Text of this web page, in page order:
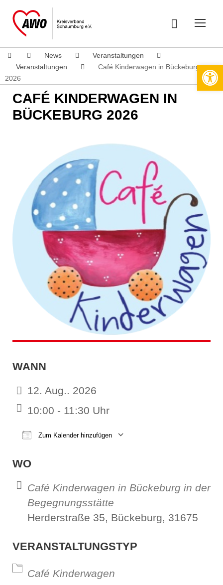
News
Veranstaltungen
Veranstaltungen
Café Kinderwagen in Bückeburg
2026
CAFÉ KINDERWAGEN IN
BÜCKEBURG 2026
WANN
12. Aug.. 2026
10:00 - 11:30 Uhr
Zum Kalender hinzufügen
WO
Café Kinderwagen in Bückeburg in der
Begegnungsstätte
Herderstraße 35, Bückeburg, 31675
VERANSTALTUNGSTYP
Café Kinderwagen
Werkzeugleiste öffnen